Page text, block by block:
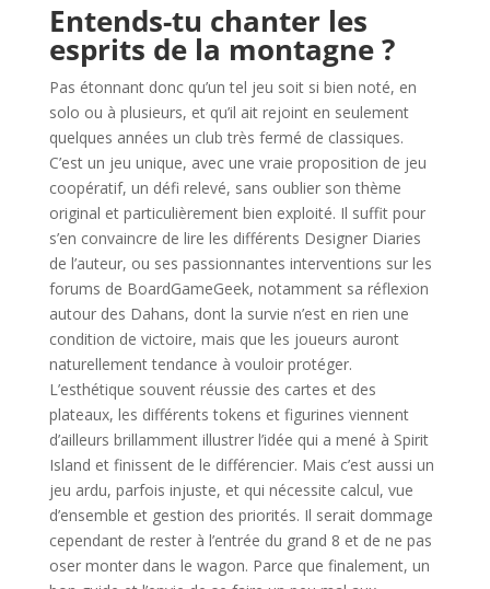
Entends-tu chanter les
esprits de la montagne ?
Pas étonnant donc qu’un tel jeu soit si bien noté, en
solo ou à plusieurs, et qu’il ait rejoint en seulement
quelques années un club très fermé de classiques.
C’est un jeu unique, avec une vraie proposition de jeu
coopératif, un défi relevé, sans oublier son thème
original et particulièrement bien exploité. Il suffit pour
s’en convaincre de lire les différents Designer Diaries
de l’auteur, ou ses passionnantes interventions sur les
forums de BoardGameGeek, notamment sa réflexion
autour des Dahans, dont la survie n’est en rien une
condition de victoire, mais que les joueurs auront
naturellement tendance à vouloir protéger.
L’esthétique souvent réussie des cartes et des
plateaux, les différents tokens et figurines viennent
d’ailleurs brillamment illustrer l’idée qui a mené à Spirit
Island et finissent de le différencier. Mais c’est aussi un
jeu ardu, parfois injuste, et qui nécessite calcul, vue
d’ensemble et gestion des priorités. Il serait dommage
cependant de rester à l’entrée du grand 8 et de ne pas
oser monter dans le wagon. Parce que finalement, un